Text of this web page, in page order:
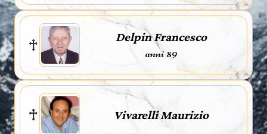
Delpin Francesco
anni 89
Vivarelli Maurizio